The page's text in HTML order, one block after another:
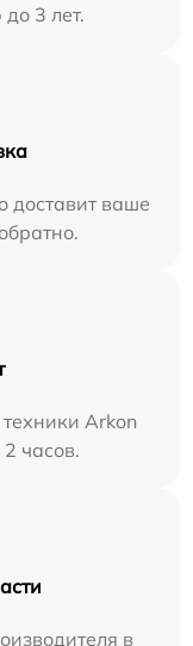
3 лет.
доставит ваше
Arkon
часов.
в